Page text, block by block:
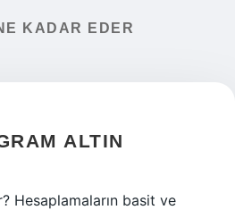
KADAR EDER
ALTIN
Hesaplamaların basit ve